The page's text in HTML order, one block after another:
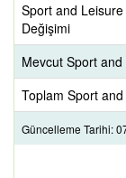
Sport and
Değişimi
Mevcut Sport and
Toplam Sport
Güncelleme Tarihi: